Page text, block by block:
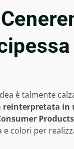
è talmente
reinterpretata in
Products
colori per